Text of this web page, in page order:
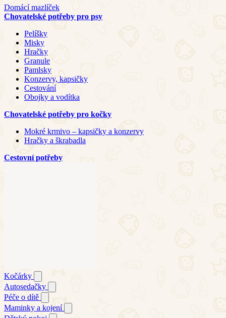
Domácí mazlíček
Chovatelské potřeby pro psy
Pelíšky
Misky
Hračky
Granule
Pamlsky
Konzervy, kapsičky
Cestování
Obojky a vodítka
Chovatelské potřeby pro kočky
Mokré krmivo – kapsičky a konzervy
Hračky a škrabadla
Cestovní potřeby
Kočárky
Autosedačky
Péče o dítě
Maminky a kojení